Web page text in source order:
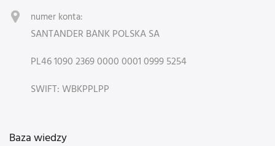
numer konta:
SANTANDER BANK POLSKA SA
PL46 1090 2369 0000 0001 0999 5254
SWIFT: WBKPPLPP
Baza wiedzy